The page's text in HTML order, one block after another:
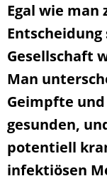
Egal wie man
Gesellschaft
Man
Geimpfte und
gesunden,
potentiell
infektiösen